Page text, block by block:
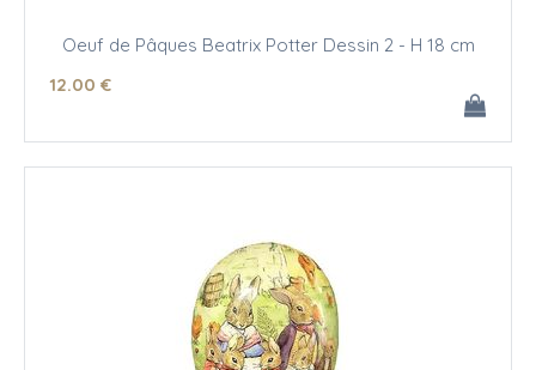
Oeuf de Pâques Beatrix Potter Dessin 2 - H 18 cm
12.00 €